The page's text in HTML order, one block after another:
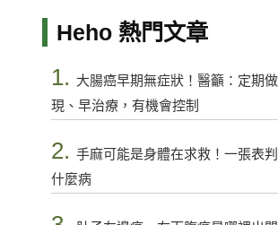
Heho 熱門文章
1. 大腸癌早期無症狀！醫籲：定期
現、早治療，有機會控制
2. 手麻可能是身體在求救！一張表
什麼病